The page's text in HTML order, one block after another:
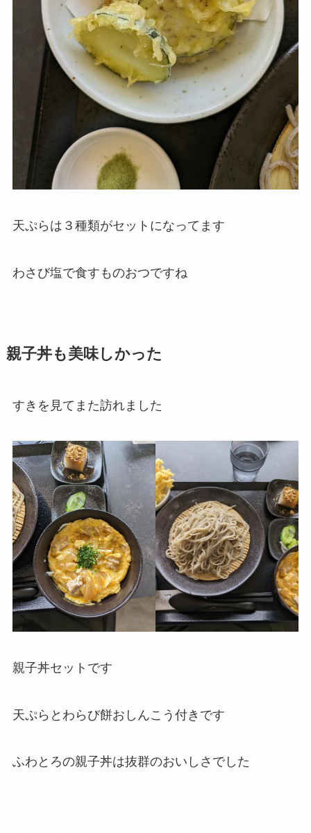
天ぷらは３種類がセットになってます
わさび塩で食すものおつですね
親子丼も美味しかった
すきを見てまた訪れました
親子丼セットです
天ぷらとわらび餅おしんこう付きです
ふわとろの親子丼は抜群のおいしさでした